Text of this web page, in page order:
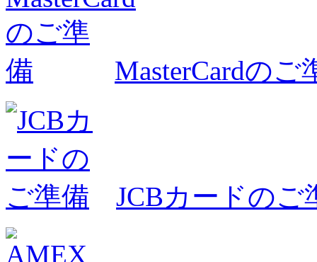
MasterCardのご
JCBカードのご